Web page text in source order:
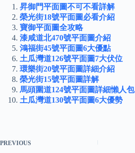
昇御門平面圖不可不看詳解
榮光街18號平面圖必看介紹
寶御平面圖全攻略
漆咸道北470號平面圖介紹
鴻福街45號平面圖6大優點
土瓜灣道126號平面圖7大伏位
環樂街20號平面圖詳細介紹
榮光街15號平面圖詳解
馬頭圍道124號平面圖詳細懶人包
土瓜灣道130號平面圖6大優勢
PREVIOUS